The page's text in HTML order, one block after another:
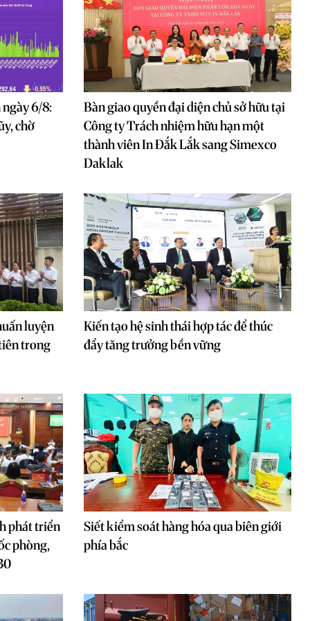
6/8:
chờ
Bàn giao quyền đại diện chủ sở hữu tại
Công ty Trách nhiệm hữu hạn một
thành viên In Đắk Lắk sang Simexco
Daklak
luyện
trong
Kiến tạo hệ sinh thái hợp tác để thúc
đẩy tăng trưởng bền vững
phát triển
phòng,
Siết kiểm soát hàng hóa qua biên giới
phía bắc